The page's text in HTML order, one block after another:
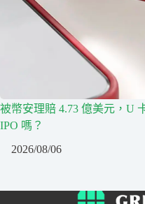
被幣安理賠 4.73 億美元，U
IPO 嗎？
2026/08/06